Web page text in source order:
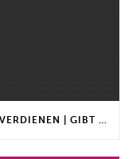
MIT KOSTENLOSEN EBOOKS GELD VERDIENEN | GIBT ES EINEN MAXIMALEN ANLAGEBETRAG?